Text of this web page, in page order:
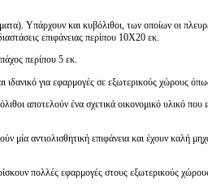
Υπάρχουν και κυβόλιθοι, των οποίων οι
επιφάνειας περίπου 10Χ20 εκ.
περίπου 5 εκ.
ιδανικό για εφαρμογές σε εξωτερικούς χώρους
αποτελούν ένα σχετικά οικονομικό υλικό που
μία αντιολισθητική επιφάνεια και έχουν καλή
πολλές εφαρμογές στους εξωτερικούς